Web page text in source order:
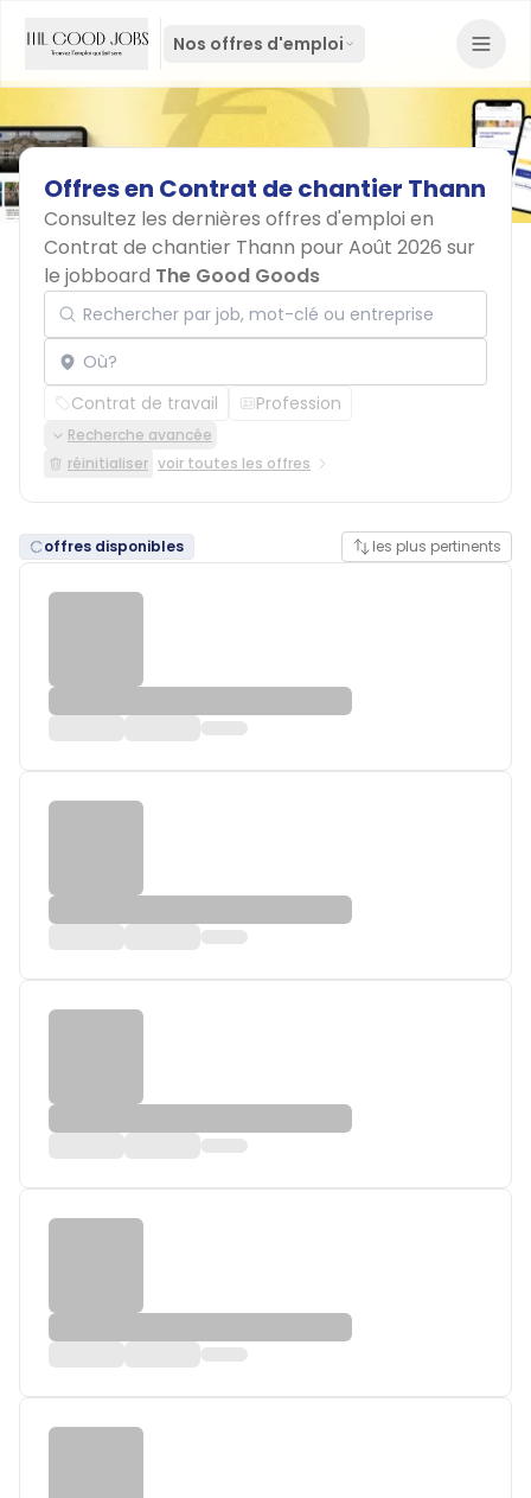
Nos offres d'emploi
Offresen Contrat dechantier Thann
Consultez les dernières offres d'emploi en
Contrat de chantier Thann pour Août 2026 sur
le jobboard The Good Goods
Rechercher par job, mot-clé ou entreprise
Localisation
Contrat de travail Profession
Recherche avancée
réinitialiser voir toutes les offres
offres disponibles les plus pertinents